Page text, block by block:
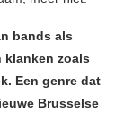
bands als
klanken zoals
Een genre dat
Brusselse